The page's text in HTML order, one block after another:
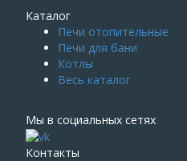
Каталог
Печи отопительные
Печи для бани
Котлы
Весь каталог
Мы в социальных сетях
Контакты